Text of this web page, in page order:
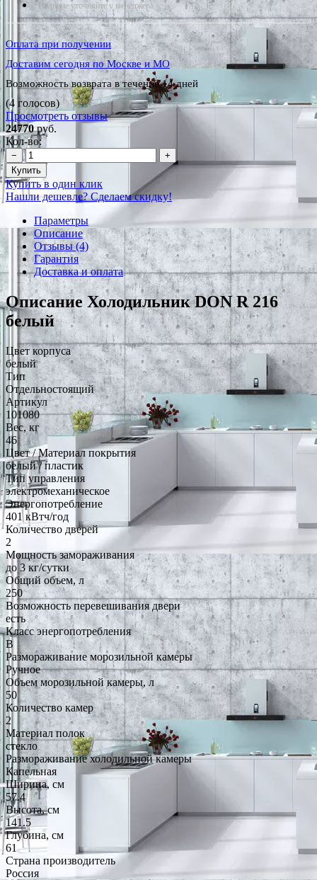
*Наличие уточняйте у менеджера
Оплата при получении
Доставим сегодня по Москве и МО
Возможность возврата в течение 14 дней
(4 голосов)
Просмотреть отзывы
24770руб.
Кол-во:
−
+
Купить
Купить в один клик
Нашли дешевле? Сделаем скидку!
Параметры
Описание
Отзывы (4)
Гарантия
Доставка и оплата
Описание Холодильник DON R 216
белый
Цвет корпуса
белый
Тип
Отдельностоящий
Артикул
101080
Вес, кг
46
Цвет / Материал покрытия
белый / пластик
Тип управления
электромеханическое
Энергопотребление
401 кВтч/год
Количество дверей
2
Мощность замораживания
до 3 кг/cутки
Общий объем, л
250
Возможность перевешивания двери
есть
Класс энергопотребления
B
Размораживание морозильной камеры
Ручное
Объем морозильной камеры, л
50
Количество камер
2
Материал полок
стекло
Размораживание холодильной камеры
Капельная
Ширина, см
57.4
Высота, см
141.5
Глубина, см
61
Страна производитель
Россия